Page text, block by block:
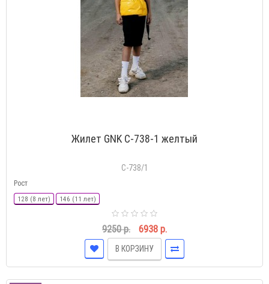
Жилет GNK С-738-1 желтый
С-738/1
Рост
128 (8 лет) 146 (11 лет)
9250 р. 6938 р.
В КОРЗИНУ